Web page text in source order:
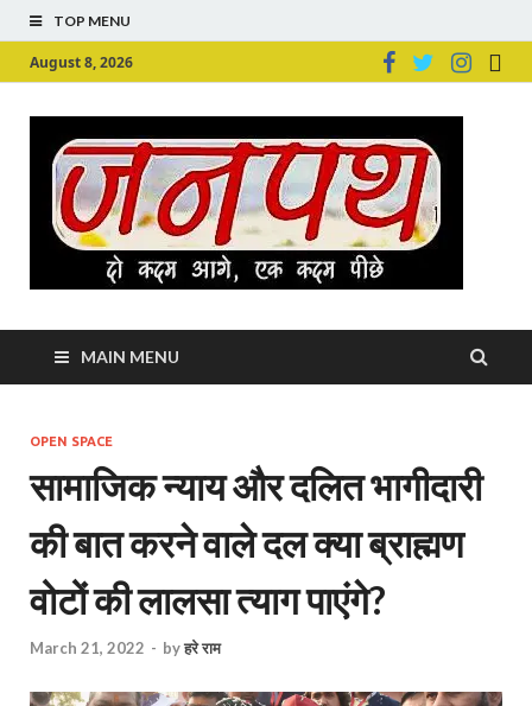
TOP MENU
August 8, 2026
MAIN MENU
OPEN SPACE
सामाजिक न्याय और दलित भागीदारी
की बात करने वाले दल क्या ब्राह्मण
वोटों की लालसा त्याग पाएंगे?
March 21, 2022 - byहरे राम